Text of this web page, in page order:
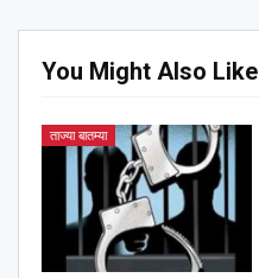
You Might Also Like
ताज्या बातम्या